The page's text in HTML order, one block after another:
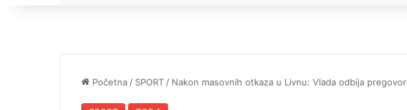
Početna / SPORT / Nakon masovnih otkaza u Livnu: Vlada odbija